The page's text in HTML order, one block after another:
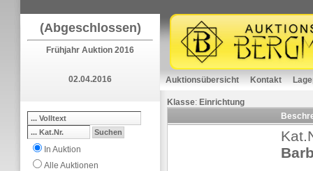
(Abgeschlossen)
Frühjahr Auktion 2016
02.04.2016
In Auktion
Alle Auktionen
Auktionsübersicht Kontakt
Klasse: Einrichtung